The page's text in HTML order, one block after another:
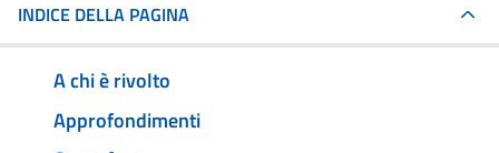
INDICE DELLA PAGINA
A chi è rivolto
Approfondimenti